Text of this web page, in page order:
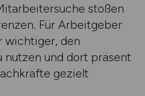
stoßen
Für Arbeitgeber
wichtiger, den
nutzen und dort präsent
gezielt